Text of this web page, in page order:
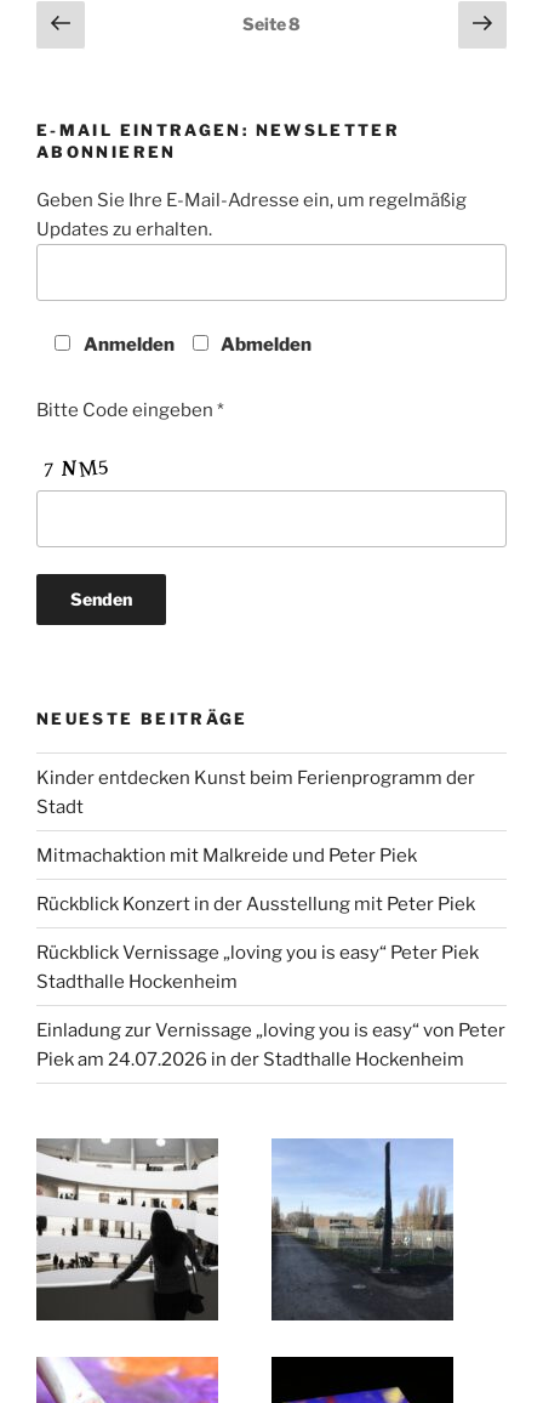
Seitennummerierung
der
Vorherige
Seite
Seite8
E-MAIL EINTRAGEN: NEWSLETTER
ABONNIEREN
Geben Sie Ihre E-Mail-Adresse ein, um regelmäßig
Updates zu erhalten.
Anmelden Abmelden
Bitte Code eingeben *
NEUESTE BEITRÄGE
Kinder entdecken Kunst beim Ferienprogramm der
Stadt
Mitmachaktion mit Malkreide und Peter Piek
Rückblick Konzert in der Ausstellung mit Peter Piek
Rückblick Vernissage „loving you is easy“ Peter Piek
Stadthalle Hockenheim
Einladung zur Vernissage „loving you is easy“ von Peter
Piek am 24.07.2026 in der Stadthalle Hockenheim